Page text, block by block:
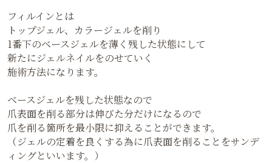
フィルインとは
トップジェル、カラージェルを削り
1番下のベースジェルを薄く残した状態にして
新たにジェルネイルをのせていく
施術方法になります。
ベースジェルを残した状態なので
爪表面を削る部分は伸びた分だけになるので
爪を削る箇所を最小限に抑えることができます。
（ジェルの定着を良くする為に爪表面を削ることをサンデ
ィングといいます。）